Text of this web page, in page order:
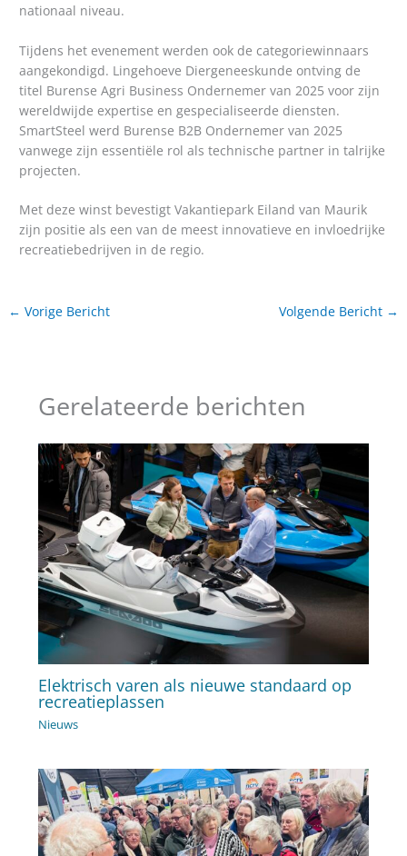
nationaal niveau.
Tijdens het evenement werden ook de categoriewinnaars
aangekondigd. Lingehoeve Diergeneeskunde ontving de
titel Burense Agri Business Ondernemer van 2025 voor zijn
wereldwijde expertise en gespecialiseerde diensten.
SmartSteel werd Burense B2B Ondernemer van 2025
vanwege zijn essentiële rol als technische partner in talrijke
projecten.
Met deze winst bevestigt Vakantiepark Eiland van Maurik
zijn positie als een van de meest innovatieve en invloedrijke
recreatiebedrijven in de regio.
← Vorige Bericht Volgende Bericht →
Gerelateerde berichten
Elektrisch varen als nieuwe standaard op
recreatieplassen
Nieuws